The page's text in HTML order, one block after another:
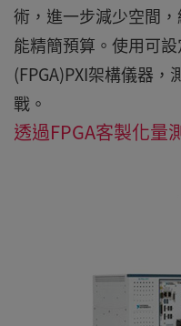
術，進一步減少空間
能精簡預算。使用可
(FPGA)PXI架構儀器
戰。
透過FPGA客製化量